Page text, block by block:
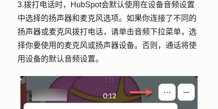
3.拨打电话时，HubSpot会默认使用在设备音频设置
中选择的扬声器和麦克风选项。 如果你连接了不同的
扬声器或麦克风拨打电话，请单击音频下拉菜单，选
择你要使用的麦克风或扬声器设备。否则，通话将使
用设备的默认音频设置。